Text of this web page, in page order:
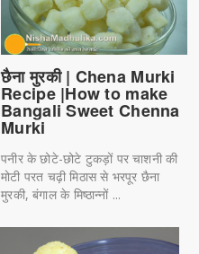
छैना मुरकी | Chena Murki
Recipe |How to make
Bangali Sweet Chenna
Murki
पनीर के छोटे-छोटे टुकड़ों पर चाशनी की
मोटी परत चढ़ी मिठास से भरपूर छैना
मुरकी, बंगाल के मिष्ठान्नों ...